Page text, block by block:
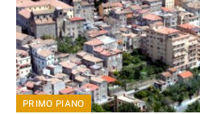
PRIMO PIANO